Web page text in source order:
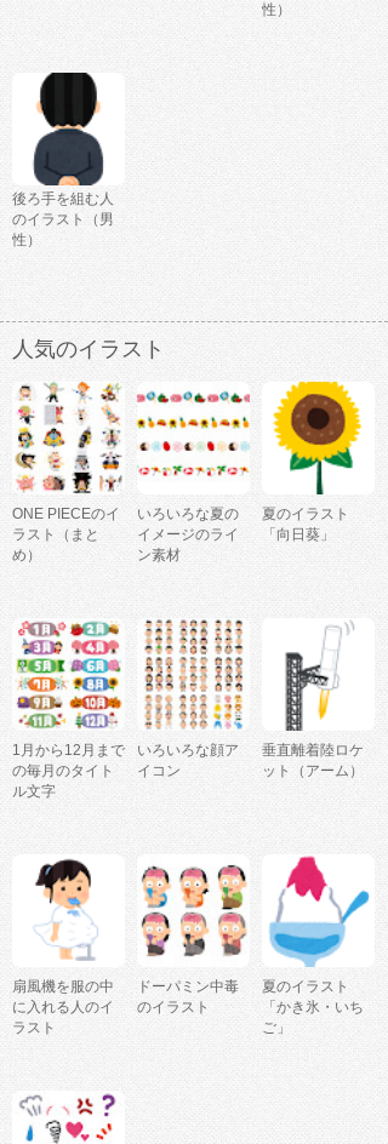
性）
後ろ手を組む人
のイラスト（男
性）
人気のイラスト
ONE PIECEのイ
ラスト（まと
め）
いろいろな夏の
イメージのライ
ン素材
夏のイラスト
「向日葵」
1月から12月まで
の毎月のタイト
ル文字
いろいろな顔ア
イコン
垂直離着陸ロケ
ット（アーム）
扇風機を服の中
に入れる人のイ
ラスト
ドーパミン中毒
のイラスト
夏のイラスト
「かき氷・いち
ご」